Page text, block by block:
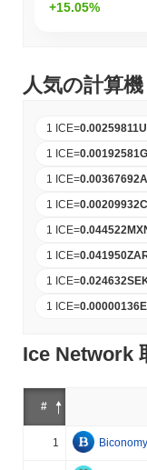
+15.05%
人気の計算機
1 ICE=0.00259811
1 ICE=0.00192581
1 ICE=0.00367692
1 ICE=0.00209932
1 ICE=0.044522
1 ICE=0.041950
1 ICE=0.024632
1 ICE=0.00000136
Ice Network
#
1 Biconomy